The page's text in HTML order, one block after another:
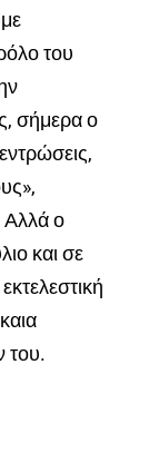
του
σήμερα ο
Αλλά ο
και σε
του.